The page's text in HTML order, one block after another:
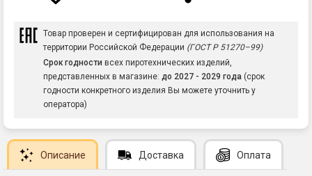
Товар проверен и сертифицирован для использования на
территории Российской Федерации (ГОСТ Р 51270–99)
Срок годности всех пиротехнических изделий,
представленных в магазине: до 2027 - 2029 года (срок
годности конкретного изделия Вы можете уточнить у
оператора)
Описание Доставка Оплата